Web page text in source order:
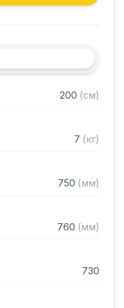
200 (см)
7 (кг)
750 (мм)
760 (мм)
730